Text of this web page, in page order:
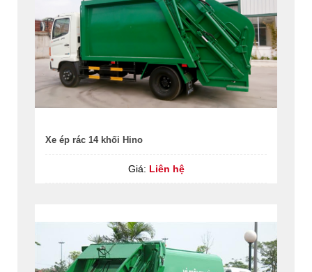
Xe ép rác 14 khối Hino
Giá: Liên hệ